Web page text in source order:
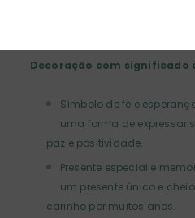
Dimensões: 15cm
Decoração com significado
Símbolo de fé e
uma forma de expressar
paz e positividade.
Presente especial e
um presente único e
carinho por muitos anos.